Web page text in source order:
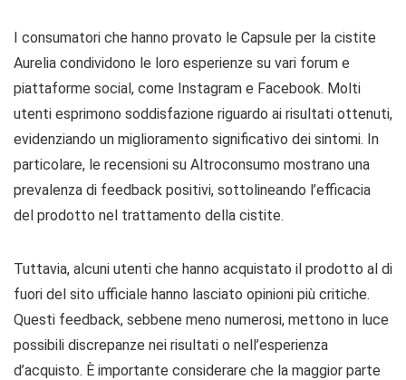
I consumatori che hanno provato le Capsule per la cistite
Aurelia condividono le loro esperienze su vari forum e
piattaforme social, come Instagram e Facebook. Molti
utenti esprimono soddisfazione riguardo ai risultati ottenuti,
evidenziando un miglioramento significativo dei sintomi. In
particolare, le recensioni su Altroconsumo mostrano una
prevalenza di feedback positivi, sottolineando l’efficacia
del prodotto nel trattamento della cistite.
Tuttavia, alcuni utenti che hanno acquistato il prodotto al di
fuori del sito ufficiale hanno lasciato opinioni più critiche.
Questi feedback, sebbene meno numerosi, mettono in luce
possibili discrepanze nei risultati o nell’esperienza
d’acquisto. È importante considerare che la maggior parte